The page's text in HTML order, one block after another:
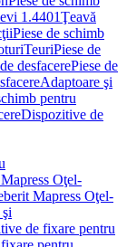
1.4401Ţeavă
Piese de schimb
TeuriPiese de
desfacerePiese de
Adaptoare şi
pentru
Dispozitive de
Oţel-
Mapress Oţel-
de fixare pentru